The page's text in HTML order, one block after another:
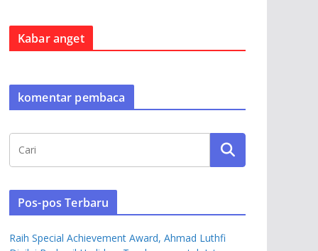
Kabar anget
komentar pembaca
Pos-pos Terbaru
Raih Special Achievement Award, Ahmad Luthfi